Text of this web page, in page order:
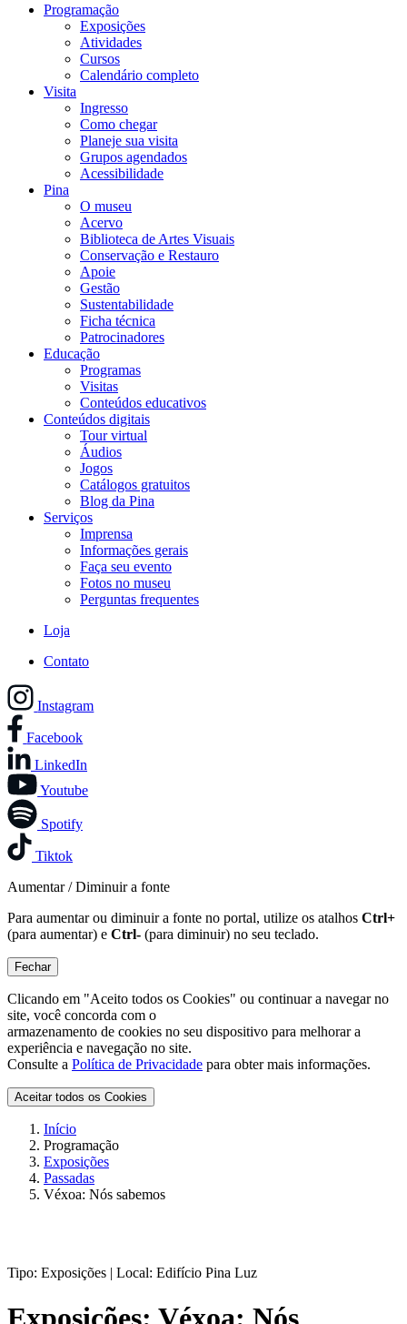
Programação
Exposições
Atividades
Cursos
Calendário completo
Visita
Ingresso
Como chegar
Planeje sua visita
Grupos agendados
Acessibilidade
Pina
O museu
Acervo
Biblioteca de Artes Visuais
Conservação e Restauro
Apoie
Gestão
Sustentabilidade
Ficha técnica
Patrocinadores
Educação
Programas
Visitas
Conteúdos educativos​
Conteúdos digitais
Tour virtual
Áudios
Jogos
Catálogos gratuitos
Blog da Pina
Serviços
Imprensa
Informações gerais
Faça seu evento
Fotos no museu
Perguntas frequentes
Loja
Contato
Instagram
Facebook
LinkedIn
Youtube
Spotify
Tiktok
Aumentar / Diminuir a fonte
Para aumentar ou diminuir a fonte no portal, utilize os atalhos Ctrl+
(para aumentar) e Ctrl- (para diminuir) no seu teclado.
Fechar
Clicando em "Aceito todos os Cookies" ou continuar a navegar no
site, você concorda com o
armazenamento de cookies no seu dispositivo para melhorar a
experiência e navegação no site.
Consulte a Política de Privacidade para obter mais informações.
Aceitar todos os Cookies
Início
Programação
Exposições
Passadas
Véxoa: Nós sabemos
Tipo: Exposições | Local: Edifício Pina Luz